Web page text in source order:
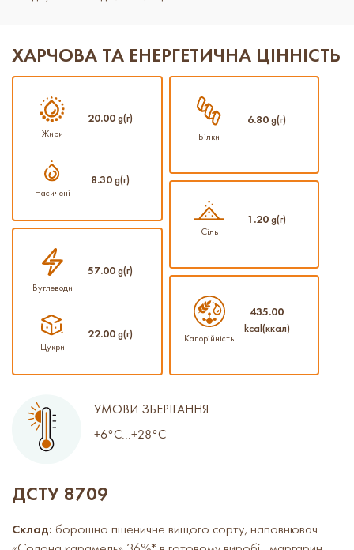
ХАРЧОВА ТА ЕНЕРГЕТИЧНА ЦІННІСТЬ
Жири
20.00 g(г)
Насичені
8.30 g(г)
Білки
6.80g(г)
Вуглеводи
57.00 g(г)
Цукри
22.00 g(г)
Сіль
1.20g(г)
Калорійність
435.00
kcal(ккал)
УМОВИ ЗБЕРІГАННЯ
+6°C...+28°C
ДСТУ 8709
Склад: борошно пшеничне вищого сорту, наповнювач